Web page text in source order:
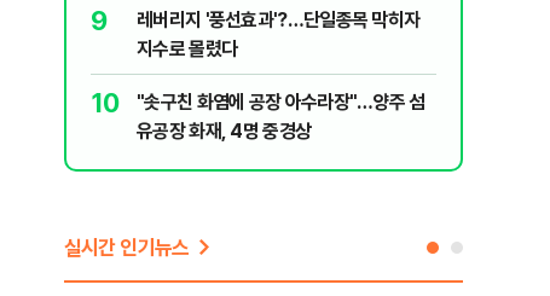
흔들리는
막는 의사
9
레버리지 '풍선효과'?…단일종목 막히자
지수로 몰렸다
10
"솟구친 화염에 공장 아수라장"…양주 섬
유공장 화재, 4명 중경상
실시간 인기뉴스